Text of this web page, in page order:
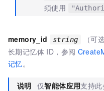
须使用
memory_id string
（可选
长期记忆体 ID，参阅
记忆。
说明 仅智能体应用支持此